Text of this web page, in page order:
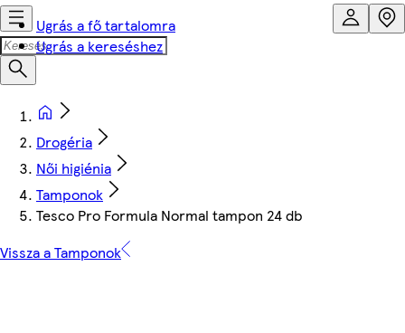
Ugrás a fő tartalomra
Ugrás a kereséshez
Drogéria
Női higiénia
Tamponok
Tesco Pro Formula Normal tampon 24 db
Vissza a Tamponok